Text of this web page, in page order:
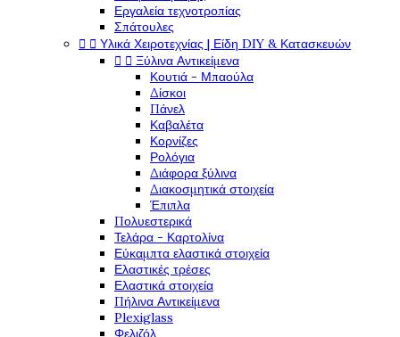
Εργαλεία τεχνοτροπίας
Σπάτουλες
  Υλικά Χειροτεχνίας | Είδη DIY & Κατασκευών
  Ξύλινα Αντικείμενα
Κουτιά - Μπαούλα
Δίσκοι
Πάνελ
Καβαλέτα
Κορνίζες
Ρολόγια
Διάφορα ξύλινα
Διακοσμητικά στοιχεία
Έπιπλα
Πολυεστερικά
Τελάρα - Καρτολίνα
Εύκαμπτα ελαστικά στοιχεία
Ελαστικές τρέσες
Ελαστικά στοιχεία
Πήλινα Αντικείμενα
Plexiglass
Φελιζόλ